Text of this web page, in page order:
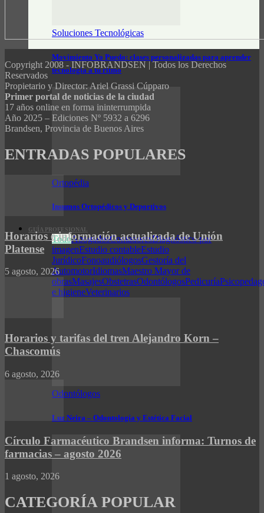
Soluciones Tecnológicas
Movimiento Yo Puedo: clases personalizadas para aprender
tecnología a tu ritmo
Ortopédia
Insumos Ortopédicos y Deportivos
GUÍA PROFESIONAL
TodoAbogadosContadoresDiagnóstico por
imagenEstudio contableEstudio
JurídicoFonoaudiólogosGestoría del
AutomotorIdiomasMaestro Mayor de
obrasMasajesObstetrasOdontólogosPedicuría
e higieneVeterinarios
Odontólogos
Luz Neira – Odontología y Estética Facial
Copyright 2008 - INFOBRANDSEN | Todos los Derechos
Reservados
Propietario y Director: Ariel Grassi Cúpparo
Primer portal de noticias de la ciudad
17 años online en forma ininterrumpida
Año 2025 – Ediciones Nº 5932 a 6296
Brandsen, Provincia de Buenos Aires
ENTRADAS POPULARES
Horarios e información actualizada de Unión
Platense
5 agosto, 2026
Horarios y tarifas del tren Alejandro Korn –
Chascomús
6 agosto, 2026
Círculo Farmacéutico Brandsen informa: Turnos de
farmacias – agosto 2026
1 agosto, 2026
CATEGORÍA POPULAR